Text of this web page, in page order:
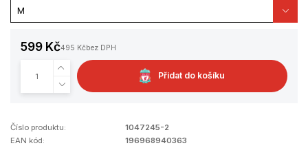
599 Kč495 Kčbez DPH
Přidat do košíku
Číslo produktu:
1047245-2
EAN kód:
196968940363